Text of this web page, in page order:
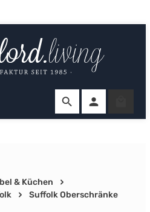
& Küchen
Suffolk Oberschränke